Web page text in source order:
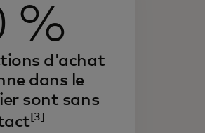
%
d'achat
dans le
sont sans
[3]